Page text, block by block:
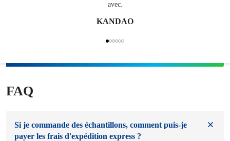
avec.
KANDAO
FAQ
Si je commande des échantillons, comment puis-je
payer les frais d'expédition express ?